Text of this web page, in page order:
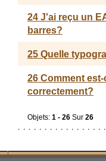
24 J'ai reçu un
barres?
25 Quelle
26 Comment
correctement?
Objets: 1 - 26 Sur 26